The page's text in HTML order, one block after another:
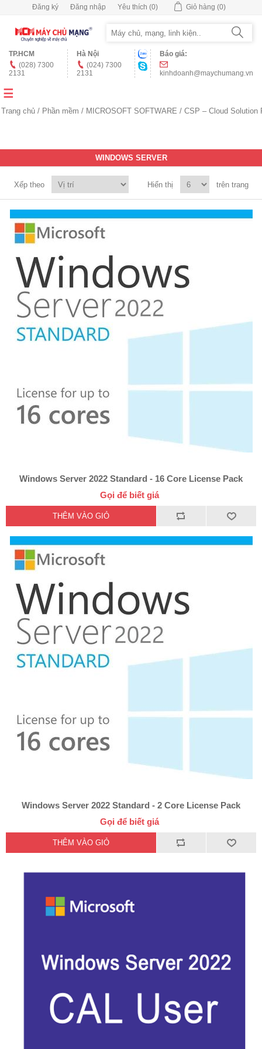
Đăng ký Đăng nhập Yêu thích (0) Giỏ hàng (0)
TP.HCM
(028) 7300
2131
Hà Nội
(024) 7300
2131
Báo giá:
kinhdoanh@maychumang.vn
Trang chủ / Phần mềm / MICROSOFT SOFTWARE / CSP – Cloud Solution
WINDOWS SERVER
Xếp theo Hiển thị trên trang
Windows Server 2022 Standard - 16 Core License Pack
Gọi để biết giá
Windows Server 2022 Standard - 2 Core License Pack
Gọi để biết giá